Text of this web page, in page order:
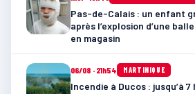
Pas-de-Calais : un enfant
après l’explosion d’une
en magasin
06/08 · 21h54 MARTINIQUE
Incendie à Ducos : jusqu’à